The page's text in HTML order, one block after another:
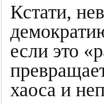
Кстати,
если это
хаоса и